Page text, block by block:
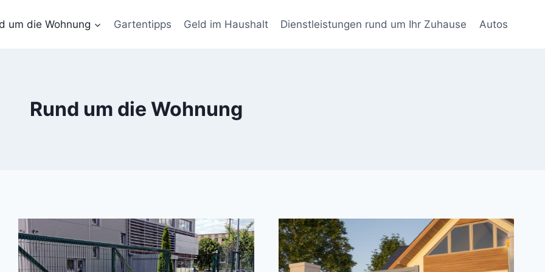
um die Wohnung Gartentipps Geld im Haushalt Dienstleistungen rund um Ihr Zuhause Autos
Rund um die Wohnung